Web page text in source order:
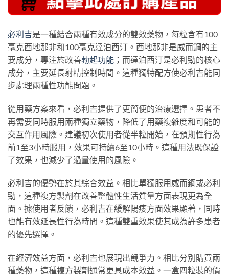
必利吉是一種結合兩種有效成分的雙效藥物，每粒含有100
毫克西地那非和100毫克達泊西汀。西地那非是威而鋼的主
要成分，專注於改善勃起功能 ；而達泊西汀是必利勁的核心
成分，主要延長射精控制時間。這種獨特配方使必利吉能同
步處理兩種性功能問題。
從用藥方案來看，必利吉提供了更簡便的治療選擇。患者不
再需要同時服用兩種獨立藥物，降低了用藥複雜度和可能的
交互作用風險。建議初次使用者從半粒開始，在預期性行為
前1至3小時服用，效果可持續6至10小時。這種用法既保證
了效果，也減少了過量使用的風險。
必利吉的優勢在於其綜合效益。相比單獨服用威而鋼或必利
勁，這種複方製劑在改善整體性生活質量方面表現更為全
面。據使用者反饋，必利吉在緩解陽痿方面效果顯著，同時
也能有效延長性行為時間。這種雙重效果使其成為許多患者
的優先選擇。
在經濟效益方面，必利吉也展現出競爭力。相比分別購買兩
種藥物，這種複方製劑通常更具成本效益。一盒四粒裝的價